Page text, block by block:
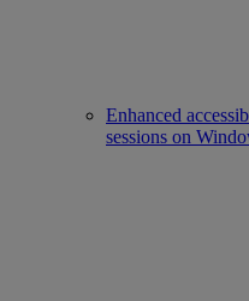
Enhanced
sessions on